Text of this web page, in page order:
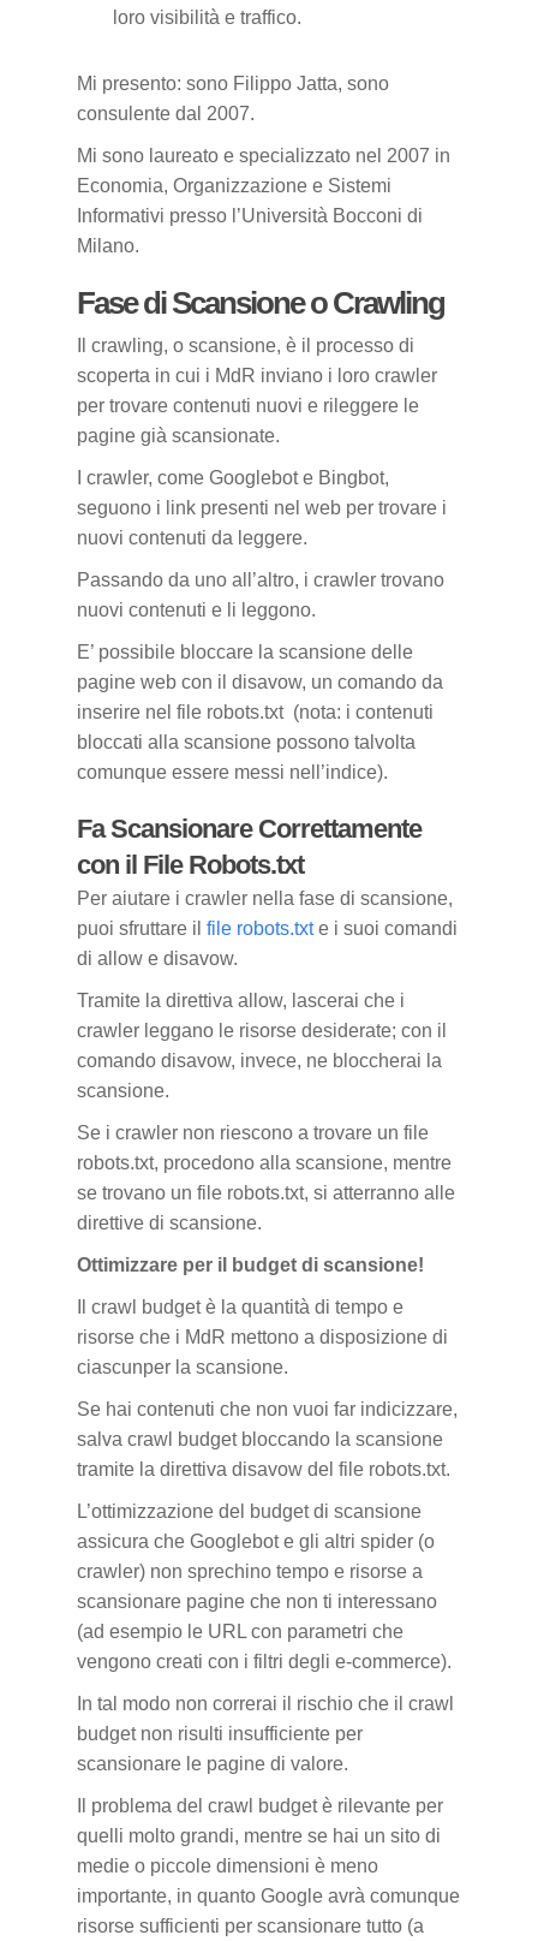
loro visibilità e traffico.
Mi presento: sono Filippo Jatta, sono
consulente dal 2007.
Mi sono laureato e specializzato nel 2007 in
Economia, Organizzazione e Sistemi
Informativi presso l’Università Bocconi di
Milano.
Fase di Scansione o Crawling
Il crawling, o scansione, è il processo di
scoperta in cui i MdR inviano i loro crawler
per trovare contenuti nuovi e rileggere le
pagine già scansionate.
I crawler, come Googlebot e Bingbot,
seguono i link presenti nel web per trovare i
nuovi contenuti da leggere.
Passando da uno all’altro, i crawler trovano
nuovi contenuti e li leggono.
E’ possibile bloccare la scansione delle
pagine web con il disavow, un comando da
inserire nel file robots.txt (nota: i contenuti
bloccati alla scansione possono talvolta
comunque essere messi nell’indice).
Fa Scansionare Correttamente
con il File Robots.txt
Per aiutare i crawler nella fase di scansione,
puoi sfruttare il file robots.txte i suoi comandi
di allow e disavow.
Tramite la direttiva allow, lascerai che i
crawler leggano le risorse desiderate; con il
comando disavow, invece, ne bloccherai la
scansione.
Se i crawler non riescono a trovare un file
robots.txt, procedono alla scansione, mentre
se trovano un file robots.txt, si atterranno alle
direttive di scansione.
Ottimizzare per il budget di scansione!
Il crawl budget è la quantità di tempo e
risorse che i MdR mettono a disposizione di
ciascunper la scansione.
Se hai contenuti che non vuoi far indicizzare,
salva crawl budget bloccando la scansione
tramite la direttiva disavow del file robots.txt.
L’ottimizzazione del budget di scansione
assicura che Googlebot e gli altri spider (o
crawler) non sprechino tempo e risorse a
scansionare pagine che non ti interessano
(ad esempio le URL con parametri che
vengono creati con i filtri degli e-commerce).
In tal modo non correrai il rischio che il crawl
budget non risulti insufficiente per
scansionare le pagine di valore.
Il problema del crawl budget è rilevante per
quelli molto grandi, mentre se hai un sito di
medie o piccole dimensioni è meno
importante, in quanto Google avrà comunque
risorse sufficienti per scansionare tutto (a